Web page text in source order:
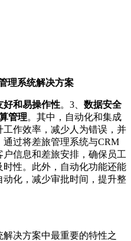
理系统解决方案
好和易操作性。3、 数据安全
管理。其中，自动化和集成
作效率，减少人为错误，并
过将差旅管理系统与CRM
信息和差旅安排，确保员工
性。此外，自动化功能还能
化，减少审批时间，提升整
决方案中最重要的特性之